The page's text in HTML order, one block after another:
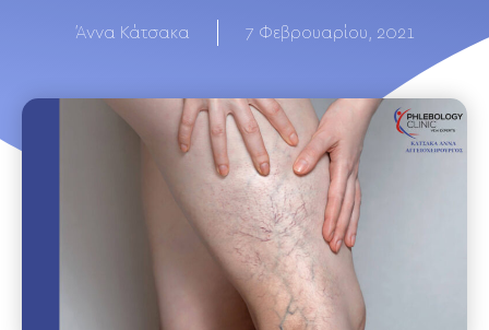
Άννα Κάτσακα 7 Φεβρουαρίου, 2021